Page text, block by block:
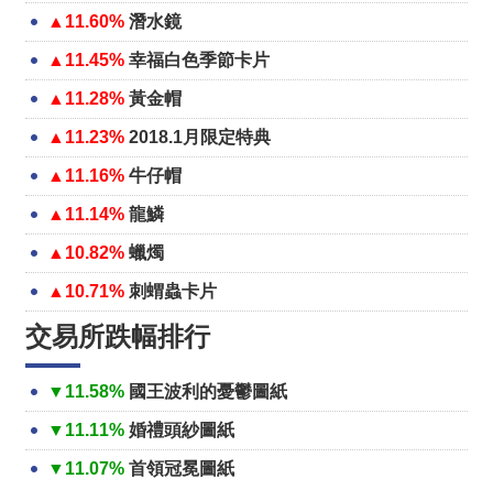
▲11.60% 潛水鏡
▲11.45% 幸福白色季節卡片
▲11.28% 黃金帽
▲11.23% 2018.1月限定特典
▲11.16% 牛仔帽
▲11.14% 龍鱗
▲10.82% 蠟燭
▲10.71% 刺蝟蟲卡片
交易所跌幅排行
▼11.58% 國王波利的憂鬱圖紙
▼11.11% 婚禮頭紗圖紙
▼11.07% 首領冠冕圖紙